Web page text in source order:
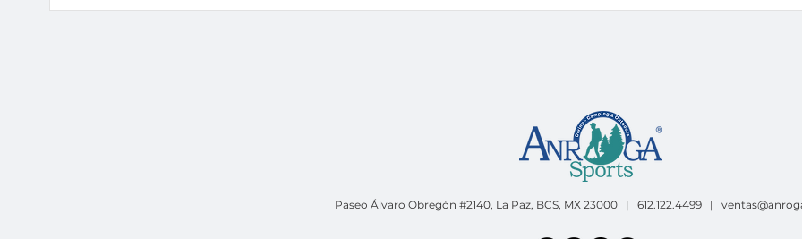
Paseo Álvaro Obregón #2140, La Paz, BCS, MX 23000 | 612.122.4499 |